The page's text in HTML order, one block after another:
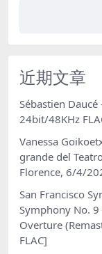
近期文章
Sébastien
24bit/48KHz
Vanessa
grande del
Florence, 6/4/
San Francisco
Symphony No. 9
Overture
FLAC]